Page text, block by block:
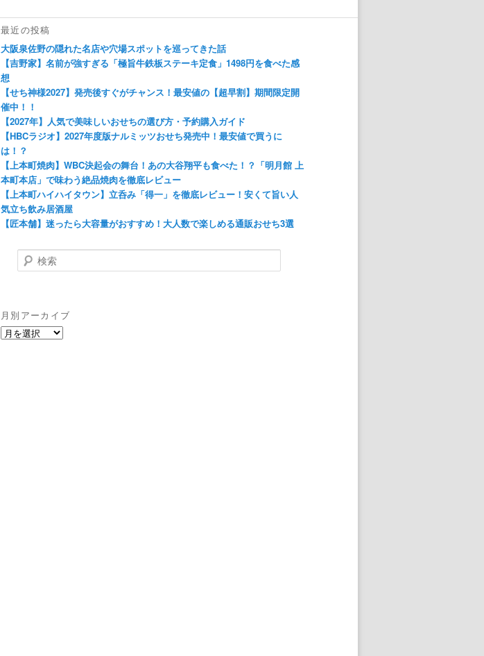
最近の投稿
大阪泉佐野の隠れた名店や穴場スポットを巡ってきた話
【吉野家】名前が強すぎる「極旨牛鉄板ステーキ定食」1498円を食べた感
想
【せち神様2027】発売後すぐがチャンス！最安値の【超早割】期間限定開
催中！！
【2027年】人気で美味しいおせちの選び方・予約購入ガイド
【HBCラジオ】2027年度版ナルミッツおせち発売中！最安値で買うに
は！？
【上本町焼肉】WBC決起会の舞台！あの大谷翔平も食べた！？「明月館 上
本町本店」で味わう絶品焼肉を徹底レビュー
【上本町ハイハイタウン】立呑み「得一」を徹底レビュー！安くて旨い人
気立ち飲み居酒屋
【匠本舗】迷ったら大容量がおすすめ！大人数で楽しめる通販おせち3選
検
索
月別アーカイブ
月